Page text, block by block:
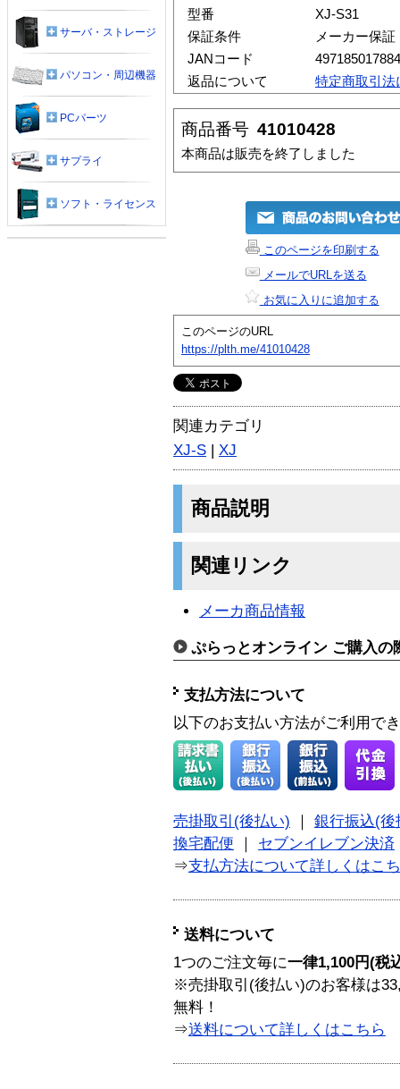
型番
XJ-S31
保証条件
メーカー保証
JANコード
返品について
特定商取引法
商品番号 41010428
本商品は販売を終了しました
このページを印刷する
メールでURLを送る
お気に入りに追加する
このページのURL
https://plth.me/41010428
関連カテゴリ
XJ-S | XJ
商品説明
関連リンク
メーカ商品情報
ぷらっとオンライン ご購入の
支払方法について
以下のお支払い方法がご利用で
売掛取引(後払い)
銀行振込(後
換宅配便
セブンイレブン決済
⇒支払方法について詳しくはこ
送料について
1つのご注文毎に一律1,100円(税
※売掛取引(後払い)のお客様は
無料！
⇒送料について詳しくはこちら
サーバ・ストレージ
パソコン・周辺機器
PCパーツ
サプライ
ソフト・ライセンス